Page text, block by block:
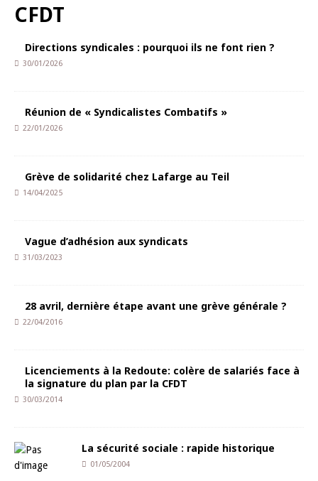
CFDT
Directions syndicales : pourquoi ils ne font rien ?
30/01/2026
Réunion de « Syndicalistes Combatifs »
22/01/2026
Grève de solidarité chez Lafarge au Teil
14/04/2025
Vague d’adhésion aux syndicats
31/03/2023
28 avril, dernière étape avant une grève générale ?
22/04/2016
Licenciements à la Redoute: colère de salariés face à
la signature du plan par la CFDT
30/03/2014
La sécurité sociale : rapide historique
01/05/2004